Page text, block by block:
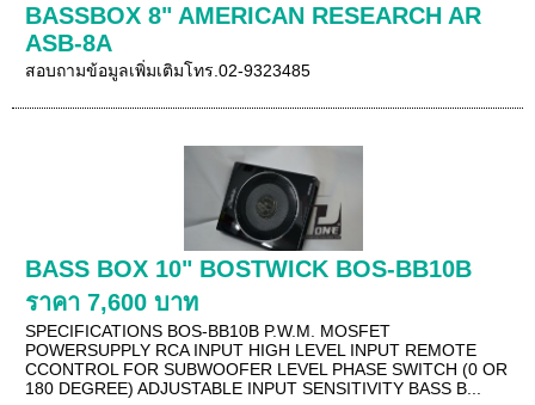
BASSBOX 8" AMERICAN RESEARCH AR
ASB-8A
สอบถามข้อมูลเพิ่มเติมโทร.02-9323485
BASS BOX 10" BOSTWICK BOS-BB10B
ราคา 7,600 บาท
SPECIFICATIONS BOS-BB10B P.W.M. MOSFET
POWERSUPPLY RCA INPUT HIGH LEVEL INPUT REMOTE
CCONTROL FOR SUBWOOFER LEVEL PHASE SWITCH (0 OR
180 DEGREE) ADJUSTABLE INPUT SENSITIVITY BASS B...